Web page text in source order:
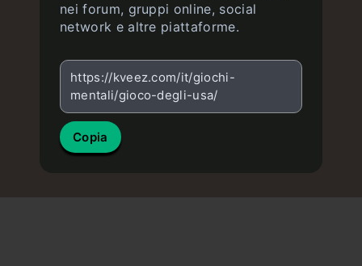
nei forum, gruppi online, social
network e altre piattaforme.
https://kveez.com/it/giochi-
mentali/gioco-degli-usa/
Copia